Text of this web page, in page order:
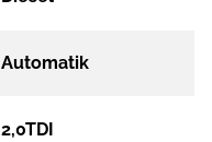
Automatik
2,0TDI